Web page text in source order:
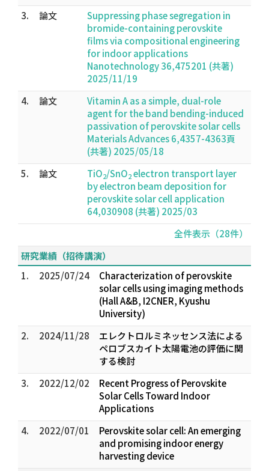
3.
論文
Suppressing phase segregation in
bromide-containing perovskite
films via compositional engineering
for indoor applications
Nanotechnology 36,475201 (共著)
2025/11/19
4.
論文
Vitamin A as a simple, dual-role
agent for the band bending-induced
passivation of perovskite solar cells
Materials Advances 6,4357-4363頁
(共著) 2025/05/18
5.
論文 TiO2/SnO2electron transport layer
by electron beam deposition for
perovskite solar cell application
64,030908 (共著) 2025/03
全件表示（28件）
研究業績（招待講演）
1.
2025/07/24
Characterization of perovskite
solar cells using imaging methods
(Hall A&B, I2CNER, Kyushu
University)
2.
2024/11/28
エレクトロルミネッセンス法による
ペロブスカイト太陽電池の評価に関
する検討
3.
2022/12/02
Recent Progress of Perovskite
Solar Cells Toward Indoor
Applications
4.
2022/07/01
Perovskite solar cell: An emerging
and promising indoor energy
harvesting device